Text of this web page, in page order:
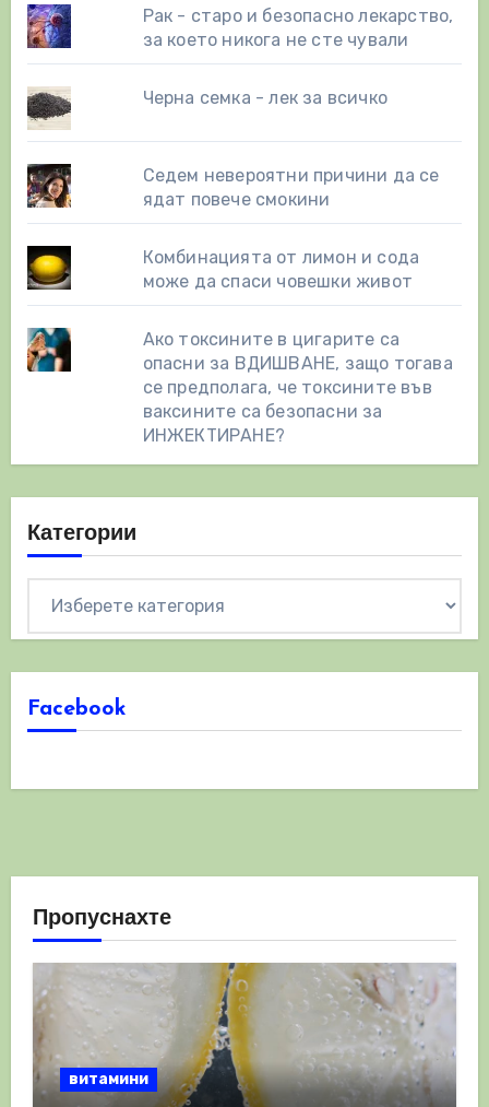
Рак - старо и безопасно лекарство,
за което никога не сте чували
Черна семка - лек за всичко
Седем невероятни причини да се
ядат повече смокини
Комбинацията от лимон и сода
може да спаси човешки живот
Ако токсините в цигарите са
опасни за ВДИШВАНЕ, защо тогава
се предполага, че токсините във
ваксините са безопасни за
ИНЖЕКТИРАНЕ?
Категории
Facebook
Пропуснахте
витамини